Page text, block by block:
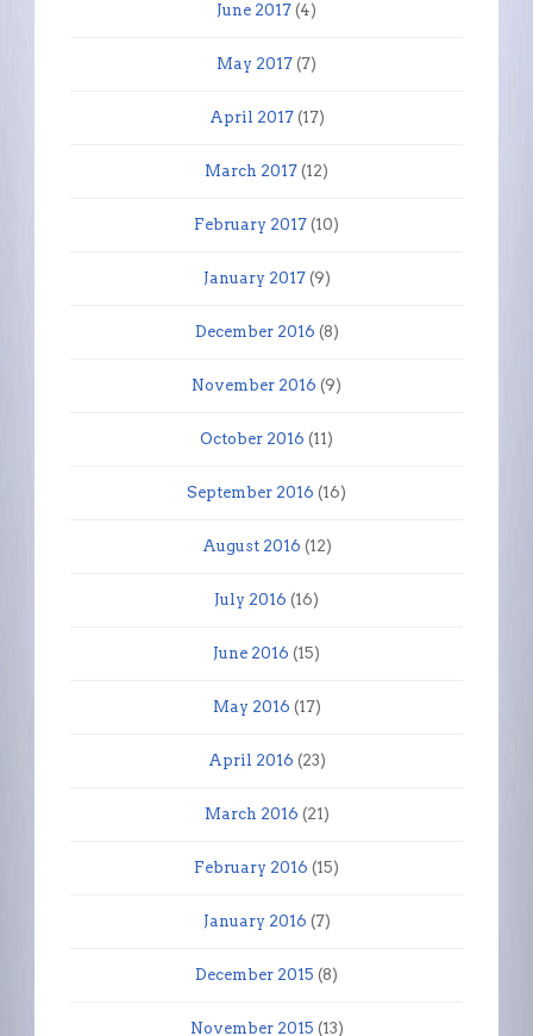
June 2017 (4)
May 2017 (7)
April 2017(17)
March 2017 (12)
February 2017 (10)
January 2017(9)
December 2016 (8)
November 2016 (9)
October 2016 (11)
September 2016 (16)
August 2016 (12)
July 2016 (16)
June 2016 (15)
May 2016 (17)
April 2016 (23)
March 2016 (21)
February 2016 (15)
January 2016 (7)
December 2015 (8)
November 2015 (13)